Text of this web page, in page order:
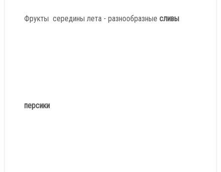
Фрукты середины лета - разнообразные сливы
персики